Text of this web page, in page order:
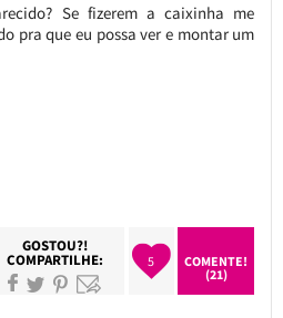
Se fizerem a caixinha me
pra que eu possa ver e montar um
GOSTOU?!
COMPARTILHE: 5
COMENTE!
(21)